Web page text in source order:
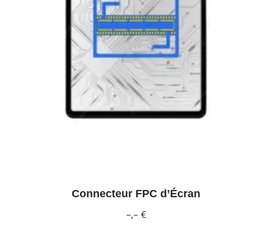
Connecteur FPC d’Écran
–,– €